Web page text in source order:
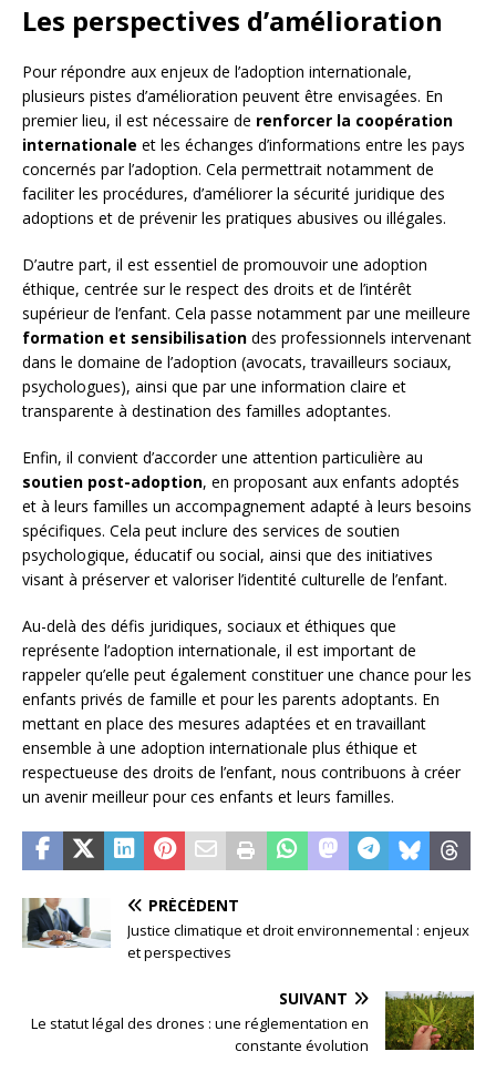
Les perspectives d’amélioration
Pour répondre aux enjeux de l’adoption internationale,
plusieurs pistes d’amélioration peuvent être envisagées. En
premier lieu, il est nécessaire de renforcer la coopération
internationale et les échanges d’informations entre les pays
concernés par l’adoption. Cela permettrait notamment de
faciliter les procédures, d’améliorer la sécurité juridique des
adoptions et de prévenir les pratiques abusives ou illégales.
D’autre part, il est essentiel de promouvoir une adoption
éthique, centrée sur le respect des droits et de l’intérêt
supérieur de l’enfant. Cela passe notamment par une meilleure
formation et sensibilisation des professionnels intervenant
dans le domaine de l’adoption (avocats, travailleurs sociaux,
psychologues), ainsi que par une information claire et
transparente à destination des familles adoptantes.
Enfin, il convient d’accorder une attention particulière au
soutien post-adoption, en proposant aux enfants adoptés
et à leurs familles un accompagnement adapté à leurs besoins
spécifiques. Cela peut inclure des services de soutien
psychologique, éducatif ou social, ainsi que des initiatives
visant à préserver et valoriser l’identité culturelle de l’enfant.
Au-delà des défis juridiques, sociaux et éthiques que
représente l’adoption internationale, il est important de
rappeler qu’elle peut également constituer une chance pour les
enfants privés de famille et pour les parents adoptants. En
mettant en place des mesures adaptées et en travaillant
ensemble à une adoption internationale plus éthique et
respectueuse des droits de l’enfant, nous contribuons à créer
un avenir meilleur pour ces enfants et leurs familles.
PRÉCÉDENT
Justice climatique et droit environnemental : enjeux
et perspectives
SUIVANT
Le statut légal des drones : une réglementation en
constante évolution